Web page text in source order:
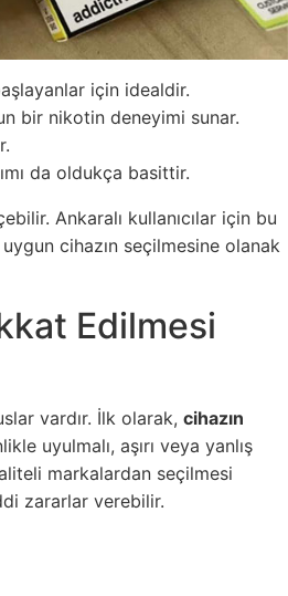
için idealdir.
bir nikotin deneyimi sunar.
da oldukça basittir.
Ankaralı kullanıcılar için bu
cihazın seçilmesine olanak
Edilmesi
vardır. İlk olarak, cihazın
uyulmalı, aşırı veya yanlış
markalardan seçilmesi
zararlar verebilir.